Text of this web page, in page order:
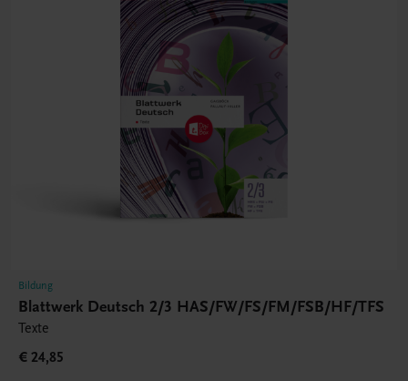
Bildung
Blattwerk Deutsch 2/3 HAS/FW/FS/FM/FSB/HF/TFS
Texte
€ 24,85